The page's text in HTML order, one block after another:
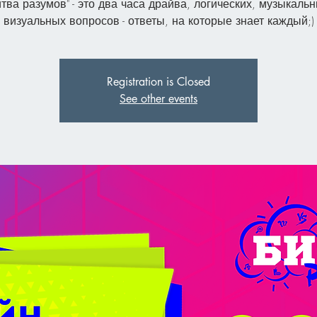
разумов" - это два часа драйва, логических,
визуальных вопросов - ответы, на которые знает каждый;)
Registration is Closed
See other events